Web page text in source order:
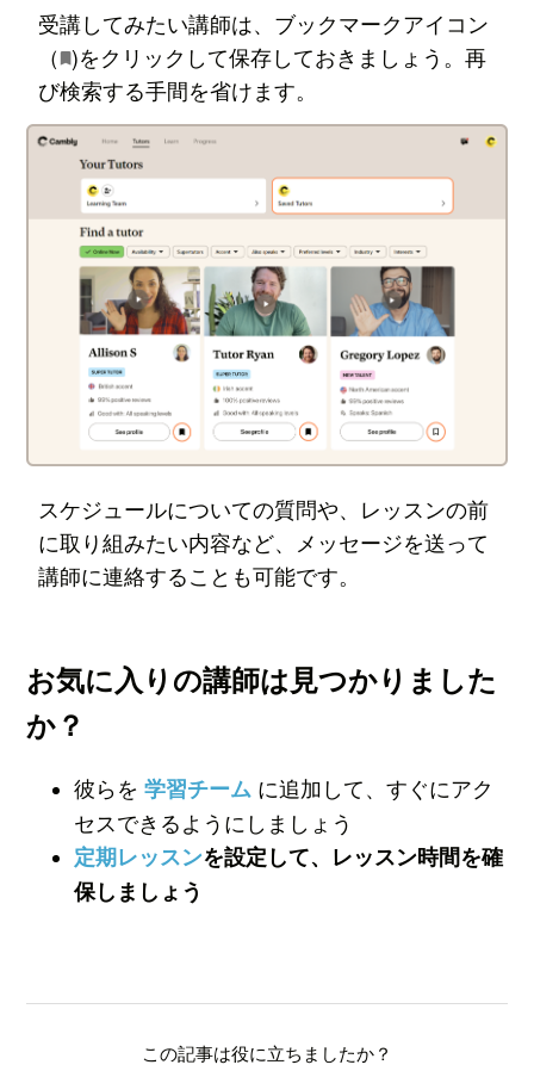
受講してみたい講師は、ブックマークアイコン
（ )をクリックして保存しておきましょう。再
び検索する手間を省けます。
スケジュールについての質問や、レッスンの前
に取り組みたい内容など、メッセージを送って
講師に連絡することも可能です。
お気に入りの講師は見つかりました
か？
彼らを学習チーム に追加して、すぐにアク
セスできるようにしましょう
定期レッスンを設定して、レッスン時間を確
保しましょう
この記事は役に立ちましたか？